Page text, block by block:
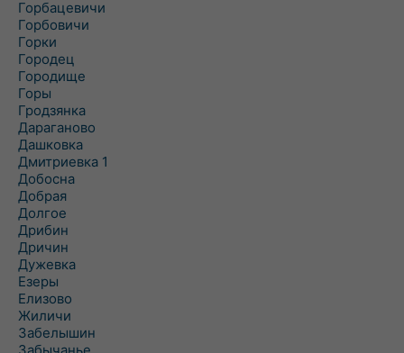
Горбацевичи
Горбовичи
Горки
Городец
Городище
Горы
Гродзянка
Дараганово
Дашковка
Дмитриевка 1
Добосна
Добрая
Долгое
Дрибин
Дричин
Дужевка
Езеры
Елизово
Жиличи
Забелышин